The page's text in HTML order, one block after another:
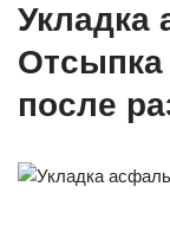
Укладка
Отсыпка
после